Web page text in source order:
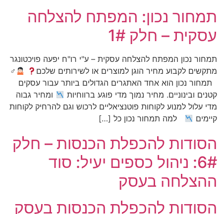
תמחור נכון: המפתח להצלחה
עסקית – חלק 1#
תמחור נכון המפתח להצלחה עסקית – ע"י רו"ח יפעה פויכטונגר
מתקשים לקבוע מחיר הוגן למוצרים או לשירותים שלכם
‍♂
תמחור נכון הוא אחד האתגרים הגדולים ביותר עבור עסקים
קטנים ובינוניים. מחיר נמוך מדי פוגע ברווחיות
ומחיר גבוה
מדי עלול למנוע לקוחות פוטנציאליים לרכוש וגם להרחיק לקוחות
קיימים
למה תמחור נכון כל […]
הסודות להכפלת הכנסות – חלק
6#: ניהול כספים יעיל: סוד
ההצלחה בעסק
הסודות להכפלת הכנסות בעסק